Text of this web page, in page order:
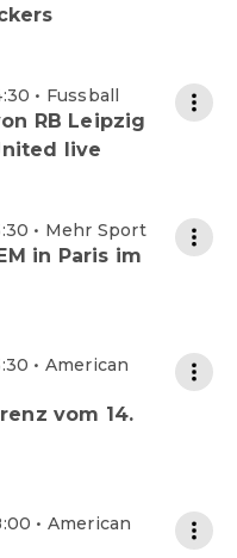
• Fussball
RB Leipzig
live
• Mehr Sport
in Paris im
• American
vom 14.
• American